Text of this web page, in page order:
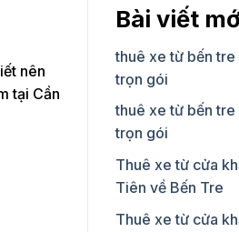
nên
tại Cần
Bài viết
thuê xe từ bến tre
trọn gói
thuê xe từ bến tre
trọn gói
Thuê xe từ cửa
Tiên về Bến Tre
Thuê xe từ cửa